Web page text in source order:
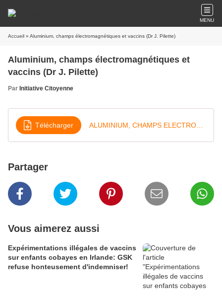
MENU
Accueil » Aluminium, champs électromagnétiques et vaccins (Dr J. Pilette)
Aluminium, champs électromagnétiques et
vaccins (Dr J. Pilette)
Par Initiative Citoyenne
Télécharger
Partager
Vous aimerez aussi
Expérimentations illégales de vaccins
sur enfants cobayes en Irlande: GSK
refuse honteusement d'indemniser!